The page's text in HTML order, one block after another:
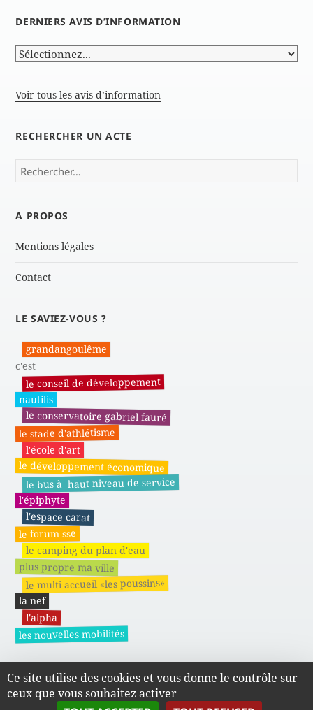
DERNIERS AVIS D’INFORMATION
Voir tous les avis d’information
RECHERCHER UN ACTE
Rechercher :
A PROPOS
Mentions légales
Contact
LE SAVIEZ-VOUS ?
grandangoulême
c'est
le conseil de développement
nautilis
le conservatoire gabriel fauré
le stade d'athlétisme
l'école d'art
le développement économique
le bus à haut niveau de service
l'épiphyte
l'espace carat
le forum sse
le camping du plan d'eau
plus propre ma ville
le multi accueil «les poussins»
la nef
l'alpha
les nouvelles mobilités
Actes administratifs du SMAPE
Ce site utilise des cookies et vous donne le contrôle sur
ceux que vous souhaitez activer